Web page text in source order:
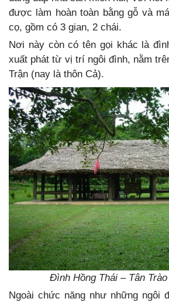
được làm hoàn toàn bằng gỗ và
cọ, gồm có 3 gian, 2 chái.
Nơi này còn có tên gọi khác là
xuất phát từ vị trí ngôi đình, nằm
Trận (nay là thôn Cả).
Đình Hồng Thái – Tân
Ngoài chức năng như những ngôi